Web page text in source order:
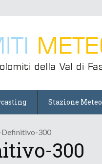
Stazione Meteo
Definitivo-300
300